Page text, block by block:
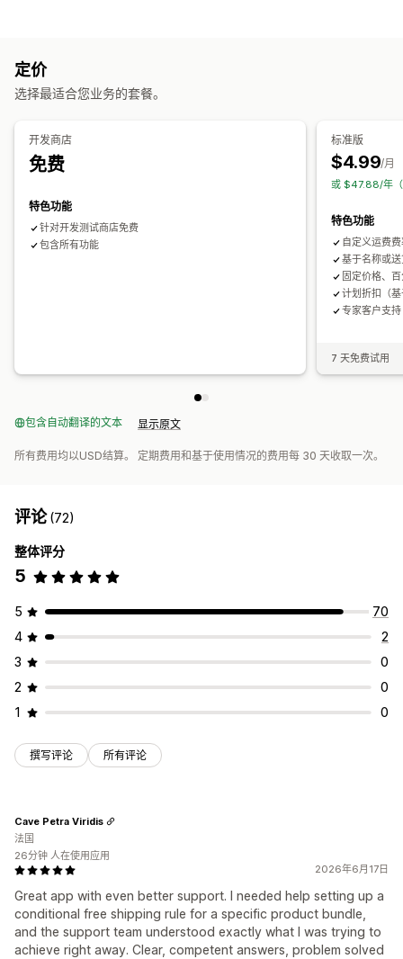
运费折扣
编辑器工具
货币转换 本地化
邮政编码
定价
选择最适合您业务的套餐。
开发商店
免费
特色功能
针对开发测试商店免费
包含所有功能
标准版
$4.99/月
或 $47.88/年
特色功能
自定义运费
基于名称或
固定价格、
计划折扣（
专家客户支持
7 天免费试用
包含自动翻译的文本 显示原文
所有费用均以USD结算。 定期费用和基于使用情况的费用每 30 天收取一次。
评论(72)
整体评分
5
5
70
4
2
3
0
2
0
1
0
撰写评论 所有评论
2026年6月17日
Great app with even better support. I needed help setting up a
conditional free shipping rule for a specific product bundle,
and the support team understood exactly what I was trying to
achieve right away. Clear, competent answers, problem solved
Cave Petra Viridis
法国
26分钟 人在使用应用